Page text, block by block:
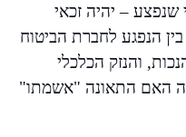
שנפצע – יהיה זכאי
בין הנפגע לחברת הביטוח
והנזק הכלכלי
האם התאונה "אשמתו"